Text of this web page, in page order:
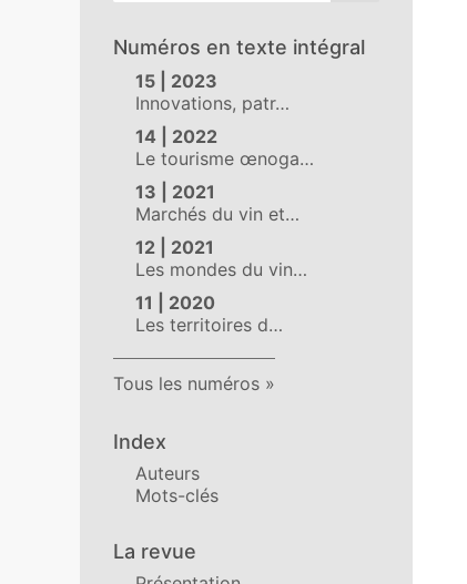
Numéros en texte intégral
15 | 2023
Innovations, patr…
14 | 2022
Le tourisme œnoga…
13 | 2021
Marchés du vin et…
12 | 2021
Les mondes du vin…
11 | 2020
Les territoires d…
Tous les numéros
Index
Auteurs
Mots-clés
La revue